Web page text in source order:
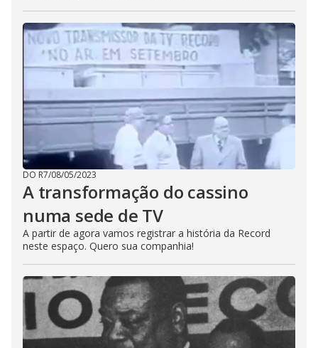
DO R7/08/05/2023
A transformação do cassino
numa sede de TV
A partir de agora vamos registrar a história da Record
neste espaço. Quero sua companhia!